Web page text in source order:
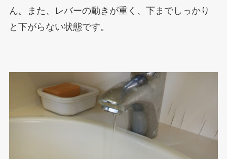
ん。また、レバーの動きが重く、下までしっかり
と下がらない状態です。